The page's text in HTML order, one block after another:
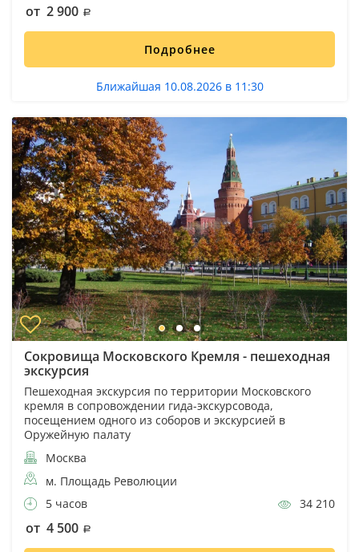
от 2 900
Подробнее
Ближайшая 10.08.2026 в 11:30
Сокровища Московского Кремля - пешеходная
экскурсия
Пешеходная экскурсия по территории Московского
кремля в сопровождении гида-экскурсовода,
посещением одного из соборов и экскурсией в
Оружейную палату
Москва
м. Площадь Революции
5 часов
34 210
от 4 500